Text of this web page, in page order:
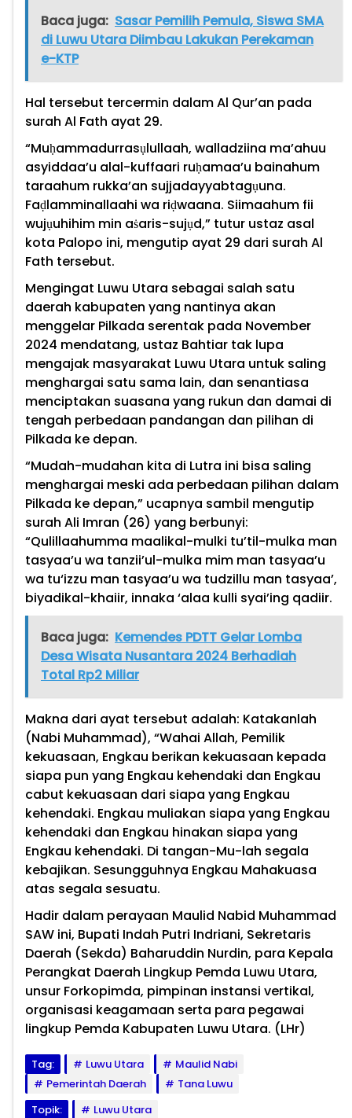
Baca juga: Sasar Pemilih Pemula, Siswa SMA
di Luwu Utara Diimbau Lakukan Perekaman
e-KTP
Hal tersebut tercermin dalam Al Qur’an pada
surah Al Fath ayat 29.
“Muḥammadurrasụlullaah, walladziina ma’ahuu
asyiddaa’u alal-kuffaari ruḥamaa’u bainahum
taraahum rukka’an sujjadayyabtagụuna.
Faḍlamminallaahi wa riḍwaana. Siimaahum fii
wujụuhihim min aṡaris-sujụd,” tutur ustaz asal
kota Palopo ini, mengutip ayat 29 dari surah Al
Fath tersebut.
Mengingat Luwu Utara sebagai salah satu
daerah kabupaten yang nantinya akan
menggelar Pilkada serentak pada November
2024 mendatang, ustaz Bahtiar tak lupa
mengajak masyarakat Luwu Utara untuk saling
menghargai satu sama lain, dan senantiasa
menciptakan suasana yang rukun dan damai di
tengah perbedaan pandangan dan pilihan di
Pilkada ke depan.
“Mudah-mudahan kita di Lutra ini bisa saling
menghargai meski ada perbedaan pilihan dalam
Pilkada ke depan,” ucapnya sambil mengutip
surah Ali Imran (26) yang berbunyi:
“Qulillaahumma maalikal-mulki tu’til-mulka man
tasyaa’u wa tanzii’ul-mulka mim man tasyaa’u
wa tu‘izzu man tasyaa’u wa tudzillu man tasyaa’,
biyadikal-khaiir, innaka ‘alaa kulli syai’ing qadiir.
Baca juga: Kemendes PDTT Gelar Lomba
Desa Wisata Nusantara 2024 Berhadiah
Total Rp2 Miliar
Makna dari ayat tersebut adalah: Katakanlah
(Nabi Muhammad), “Wahai Allah, Pemilik
kekuasaan, Engkau berikan kekuasaan kepada
siapa pun yang Engkau kehendaki dan Engkau
cabut kekuasaan dari siapa yang Engkau
kehendaki. Engkau muliakan siapa yang Engkau
kehendaki dan Engkau hinakan siapa yang
Engkau kehendaki. Di tangan-Mu-lah segala
kebajikan. Sesungguhnya Engkau Mahakuasa
atas segala sesuatu.
Hadir dalam perayaan Maulid Nabid Muhammad
SAW ini, Bupati Indah Putri Indriani, Sekretaris
Daerah (Sekda) Baharuddin Nurdin, para Kepala
Perangkat Daerah Lingkup Pemda Luwu Utara,
unsur Forkopimda, pimpinan instansi vertikal,
organisasi keagamaan serta para pegawai
lingkup Pemda Kabupaten Luwu Utara. (LHr)
Tag: Luwu Utara
Maulid Nabi
Pemerintah Daerah
Tana Luwu
Topik:
Luwu Utara